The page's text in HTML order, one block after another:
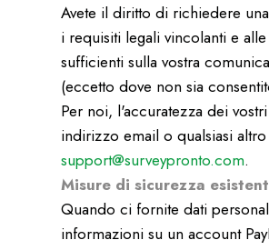
Avete il diritto di richiedere
i requisiti legali vincolanti e
sufficienti sulla vostra
(eccetto dove non sia
Per noi, l'accuratezza dei
indirizzo email o qualsiasi
support@surveypronto.com.
Misure di sicurezza
Quando ci fornite dati
informazioni su un account